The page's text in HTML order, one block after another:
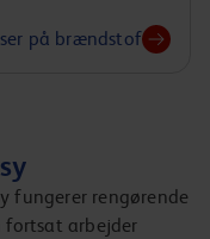
på brændstof
fungerer rengørende
fortsat arbejder